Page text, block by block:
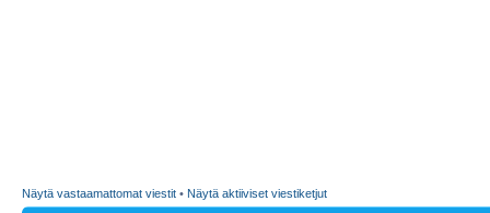
Näytä vastaamattomat viestit • Näytä aktiiviset viestiketjut